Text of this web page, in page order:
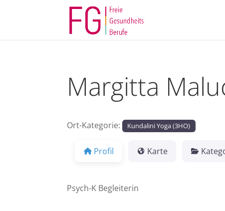
Margitta
Ort-Kategorie: Kundalini Yoga (3HO)
Profil Karte
Psych-K Begleiterin